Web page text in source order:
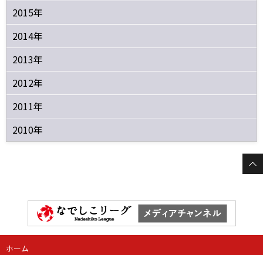
2015年
2014年
2013年
2012年
2011年
2010年
ホーム